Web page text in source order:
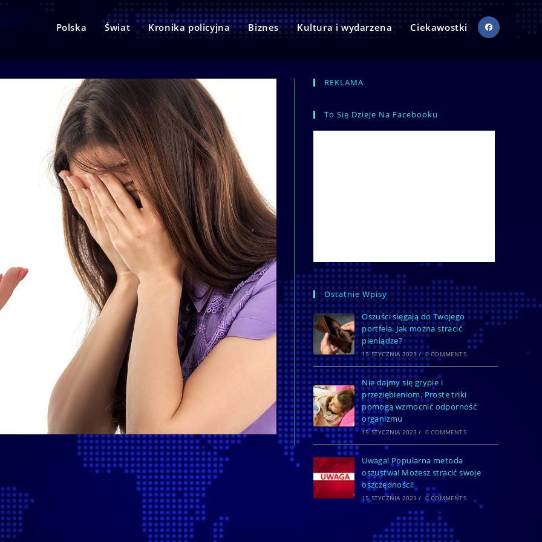
Polska Świat Kronika policyjna Biznes Kultura i wydarzena Ciekawostki
REKLAMA
To Się Dzieje Na Facebooku
Ostatnie Wpisy
Oszuści sięgają do Twojego
portfela. Jak można stracić
pieniądze?
15 STYCZNIA 2023 / 0 COMMENTS
Nie dajmy się grypie i
przeziębieniom. Proste triki
pomogą wzmocnić odporność
organizmu
15 STYCZNIA 2023 / 0 COMMENTS
Uwaga! Popularna metoda
oszustwa! Możesz stracić swoje
oszczędności!
15 STYCZNIA 2023 / 0 COMMENTS